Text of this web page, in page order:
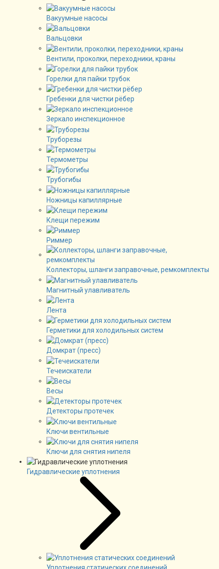
Вакуумные насосы
Вальцовки
Вентили, проколки, переходники, краны
Горелки для пайки трубок
Гребенки для чистки рёбер
Зеркало инспекционное
Труборезы
Термометры
Трубогибы
Ножницы капиллярные
Клещи пережим
Риммер
Коллекторы, шланги заправочные, ремкомплекты
Магнитный улавливатель
Лента
Герметики для холодильных систем
Домкрат (пресс)
Течеискатели
Весы
Детекторы протечек
Ключи вентильные
Ключи для снятия нипеля
Гидравлические уплотнения